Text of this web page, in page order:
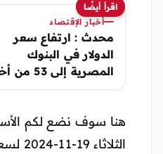
اقرأ أيضًا
أخبار الإقتصاد
محدث : ارتفاع سعر
الدولار في البنوك
المصرية إلى 53
أسعار الدولار اليوم 2
هنا سوف نضع لكم